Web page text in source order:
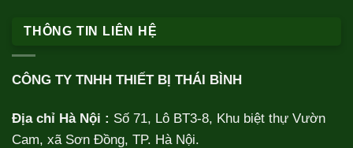
THÔNG TIN LIÊN HỆ
CÔNG TY TNHH THIẾT BỊ THÁI BÌNH
Địa chỉ Hà Nội : Số 71, Lô BT3-8, Khu biệt thự Vườn
Cam, xã Sơn Đồng, TP. Hà Nội.